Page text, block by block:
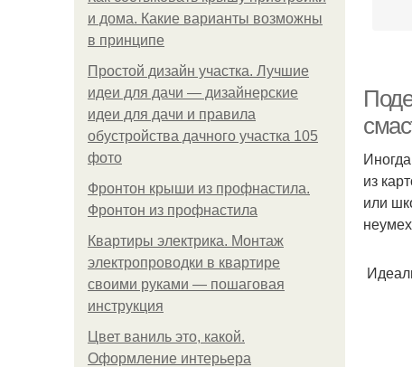
и дома. Какие варианты возможны
в принципе
Простой дизайн участка. Лучшие
идеи для дачи — дизайнерские
идеи для дачи и правила
обустройства дачного участка 105
фото
Фронтон крыши из профнастила.
Фронтон из профнастила
Квартиры электрика. Монтаж
электропроводки в квартире
своими руками — пошаговая
инструкция
Цвет ваниль это, какой.
Оформление интерьера
из
или